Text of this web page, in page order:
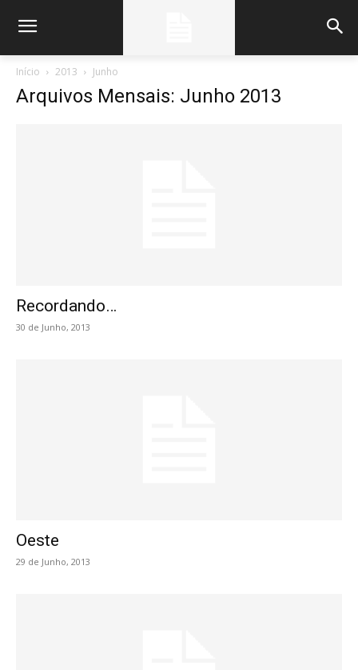
Início 2013 Junho
Arquivos Mensais: Junho 2013
Recordando…
30 de Junho, 2013
Oeste
29 de Junho, 2013